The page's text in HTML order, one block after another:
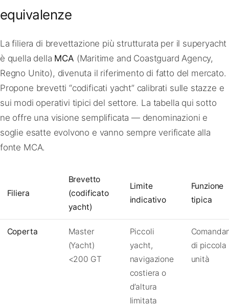
equivalenze
La filiera di brevettazione più strutturata per il superyacht
è quella della MCA (Maritime and Coastguard Agency,
Regno Unito), divenuta il riferimento di fatto del mercato.
Propone brevetti “codificati yacht” calibrati sulle stazze e
sui modi operativi tipici del settore. La tabella qui sotto
ne offre una visione semplificata — denominazioni e
soglie esatte evolvono e vanno sempre verificate alla
fonte MCA.
Filiera
Brevetto
(codificato
yacht)
Limite
indicativo
Funzione
tipica
Coperta
Master
(Yacht)
<200 GT
Piccoli
yacht,
navigazione
costiera o
d’altura
limitata
di piccola
unità